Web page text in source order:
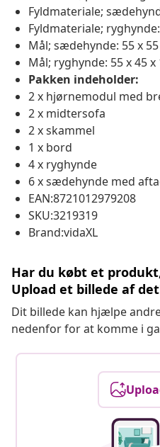
Fyldmateriale;
Fyldmateriale;
Mål; sædehynde: 55 x 55
Mål; ryghynde: 55 x 45 x
Pakken indeholder:
2 x hjørnemodul med
2 x midtersofa
2 x skammel
1 x bord
4 x ryghynde
6 x sædehynde med
EAN:8721012979208
SKU:3219319
Brand:vidaXL
Har du købt et
Upload et billede af
Dit billede kan hjælpe
nedenfor for at komme i